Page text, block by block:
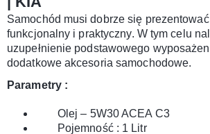
Samochód musi dobrze się
funkcjonalny i praktyczny. W tym celu
uzupełnienie podstawowego
dodatkowe akcesoria samochodowe.
Parametry :
Olej – 5W30 ACEA C3
Pojemność : 1 Litr